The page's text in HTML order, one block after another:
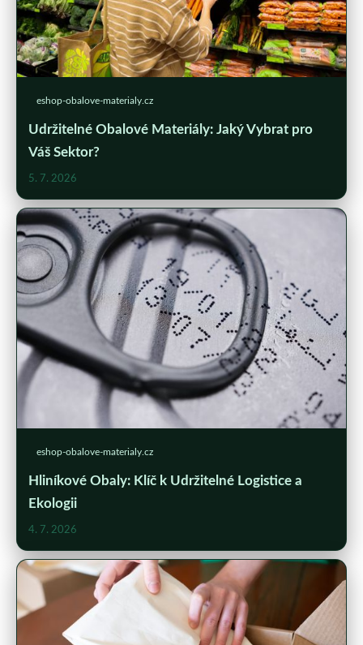
eshop-obalove-materialy.cz
Udržitelné Obalové Materiály: Jaký Vybrat pro
Váš Sektor?
5. 7. 2026
eshop-obalove-materialy.cz
Hliníkové Obaly: Klíč k Udržitelné Logistice a
Ekologii
4. 7. 2026